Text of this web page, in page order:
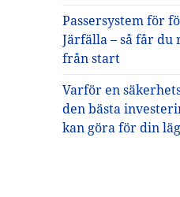
Passersystem för
Järfälla – så får du
från start
Varför en
den bästa
kan göra för din